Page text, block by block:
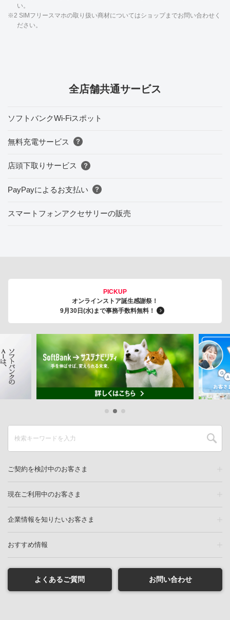
い。
※2 SIMフリースマホの取り扱い商材についてはショップまでお問い合わせく
ださい。
全店舗共通サービス
ソフトバンクWi-Fiスポット
無料充電サービス
店頭下取りサービス
PayPayによるお支払い
スマートフォンアクセサリーの販売
PICKUP
オンラインストア誕生感謝祭！
9月30日(水)まで事務手数料無料！
ご契約を検討中のお客さま
現在ご利用中のお客さま
企業情報を知りたいお客さま
おすすめ情報
よくあるご質問 お問い合わせ